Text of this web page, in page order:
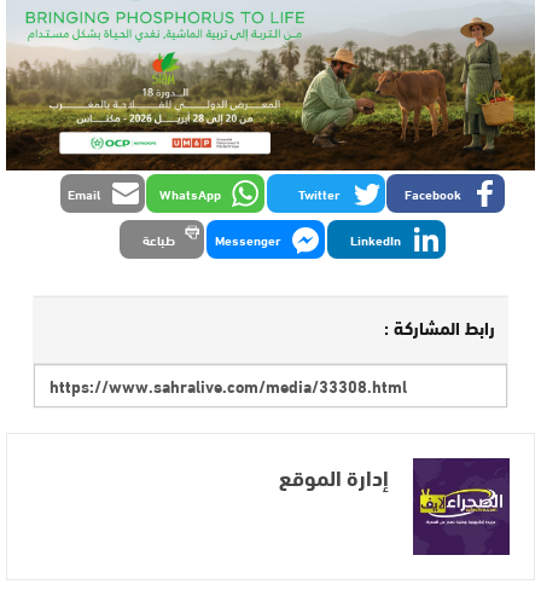
Facebook
Twitter
WhatsApp
Email
LinkedIn
Messenger طباعة
رابط المشاركة :
إدارة الموقع